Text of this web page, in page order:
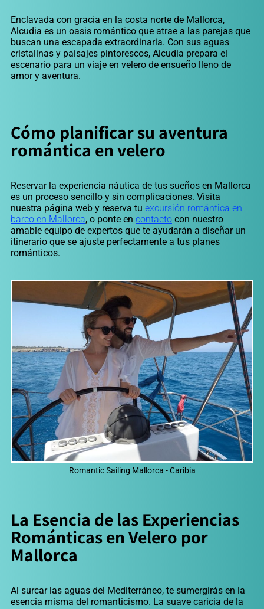
Enclavada con gracia en la costa norte de Mallorca,
Alcudia es un oasis romántico que atrae a las parejas que
buscan una escapada extraordinaria. Con sus aguas
cristalinas y paisajes pintorescos, Alcudia prepara el
escenario para un viaje en velero de ensueño lleno de
amor y aventura.
Cómo planificar su aventura
romántica en velero
Reservar la experiencia náutica de tus sueños en Mallorca
es un proceso sencillo y sin complicaciones. Visita
nuestra página web y reserva tu excursión romántica en
barco en Mallorca, o ponte en contacto con nuestro
amable equipo de expertos que te ayudarán a diseñar un
itinerario que se ajuste perfectamente a tus planes
románticos.
Romantic Sailing Mallorca - Caribia
La Esencia de las Experiencias
Románticas en Velero por
Mallorca
Al surcar las aguas del Mediterráneo, te sumergirás en la
esencia misma del romanticismo. La suave caricia de la